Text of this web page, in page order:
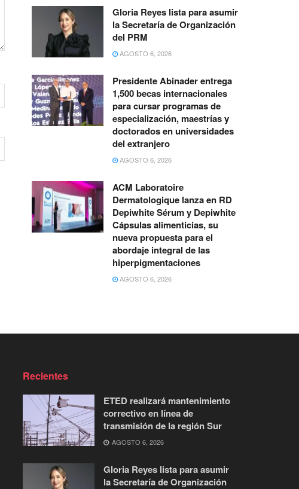
Gloria Reyes lista para asumir
la Secretaría de Organización
del PRM
AGOSTO 6, 2026
Presidente Abinader entrega
1,500 becas internacionales
para cursar programas de
especialización, maestrías y
doctorados en universidades
del extranjero
AGOSTO 6, 2026
ACM Laboratoire
Dermatologique lanza en RD
Depiwhite Sérum y Depiwhite
Cápsulas alimenticias, su
nueva propuesta para el
abordaje integral de las
hiperpigmentaciones
AGOSTO 6, 2026
Recientes
ETED realizará mantenimiento
correctivo en línea de
transmisión de la región Sur
AGOSTO 6, 2026
Gloria Reyes lista para asumir
la Secretaría de Organización